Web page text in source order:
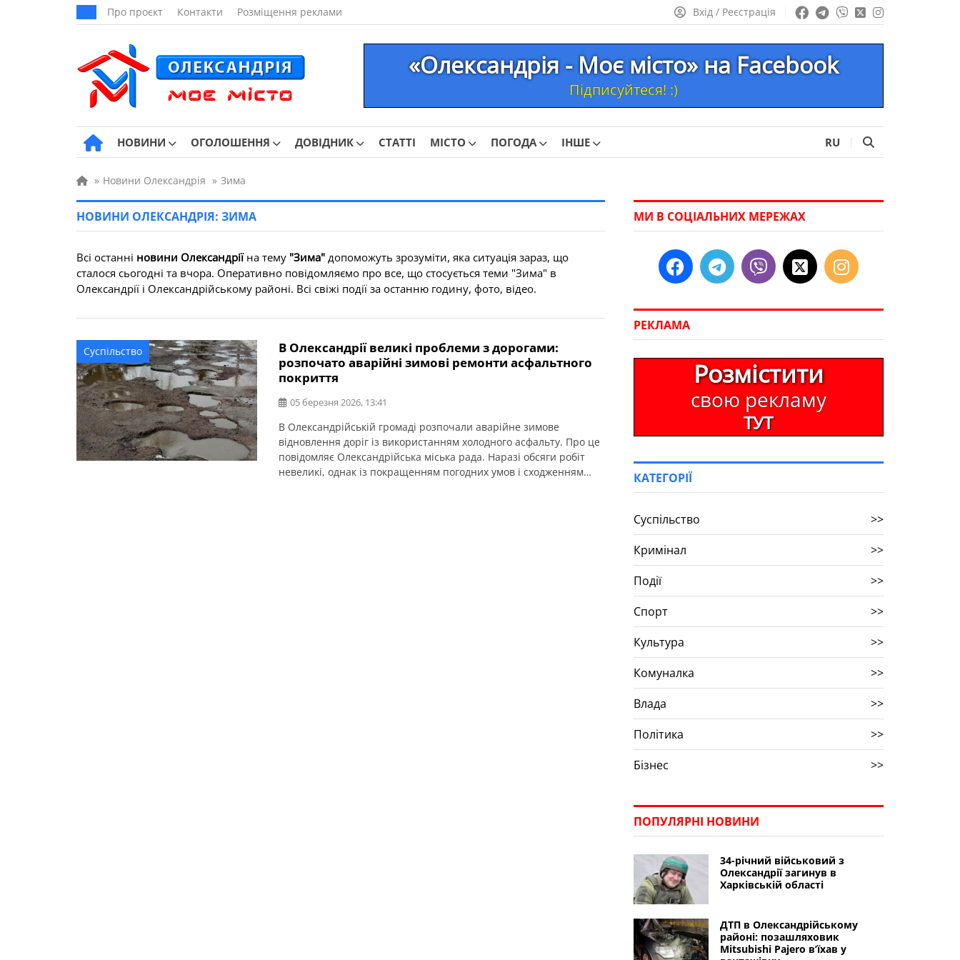
Про проєкт Контакти Розміщення реклами Вхід / Реєстрація
«Олександрія - Моє місто» на Facebook
Підписуйтеся! :)
НОВИНИ ОГОЛОШЕННЯ ДОВІДНИК СТАТТІ МІСТО ПОГОДА ІНШЕ RU
» Новини Олександрія » Зима
НОВИНИ ОЛЕКСАНДРІЯ: ЗИМА
Всі останні новини Олександріїна тему "Зима" допоможуть зрозуміти, яка ситуація зараз, що
сталося сьогодні та вчора. Оперативно повідомляємо про все, що стосується теми "Зима" в
Олександрії і Олександрійському районі. Всі свіжі події за останню годину, фото, відео.
Суспільство
В Олександрії великі проблеми з дорогами:
розпочато аварійні зимові ремонти асфальтного
покриття
05 березня 2026, 13:41
В Олександрійській громаді розпочали аварійне зимове
відновлення доріг із використанням холодного асфальту. Про це
повідомляє Олександрійська міська рада. Наразі обсяги робіт
невеликі, однак із покращенням погодних умов і сходженням
МИ В СОЦІАЛЬНИХ МЕРЕЖАХ
РЕКЛАМА
Розмістити
свою рекламу
ТУТ
КАТЕГОРІЇ
Суспільство
>>
Кримінал
>>
Події
>>
Спорт
>>
Культура
>>
Комуналка
>>
Влада
>>
Політика
>>
Бізнес
>>
ПОПУЛЯРНІ НОВИНИ
34-річний військовий з
Олександрії загинув в
Харківській області
ДТП в Олександрійському
районі: позашляховик
Mitsubishi Pajero в’їхав у